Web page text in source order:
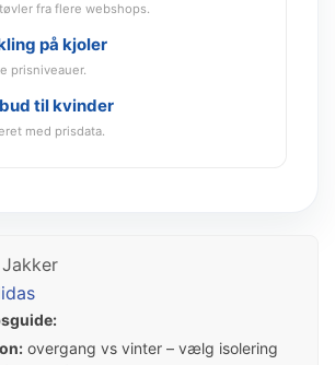
fra flere webshops.
på kjoler
prisniveauer.
til kvinder
med prisdata.
overgang vs vinter – vælg isolering